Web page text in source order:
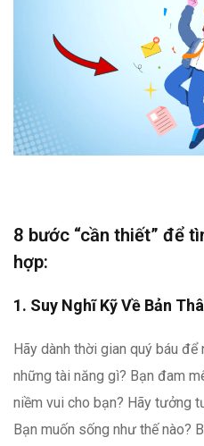
8 bước “cần thiết” để
hợp:
1. Suy Nghĩ Kỹ Về Bản
Hãy dành thời gian quý báu để
những tài năng gì? Bạn đam
niềm vui cho bạn? Hãy tưởng
Bạn muốn sống như thế nào?